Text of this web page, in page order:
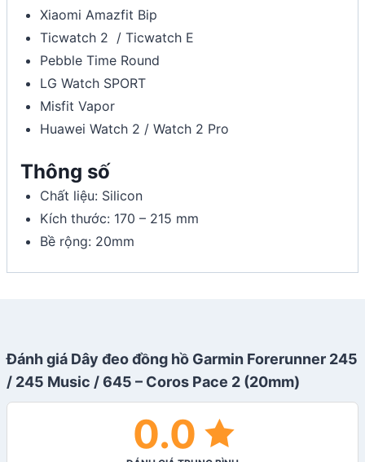
Xiaomi Amazfit Bip
Ticwatch 2 / Ticwatch E
Pebble Time Round
LG Watch SPORT
Misfit Vapor
Huawei Watch 2 / Watch 2 Pro
Thông số
Chất liệu: Silicon
Kích thước: 170 – 215 mm
Bề rộng: 20mm
Đánh giá Dây đeo đồng hồ Garmin Forerunner 245
/ 245 Music / 645 – Coros Pace 2 (20mm)
0.0